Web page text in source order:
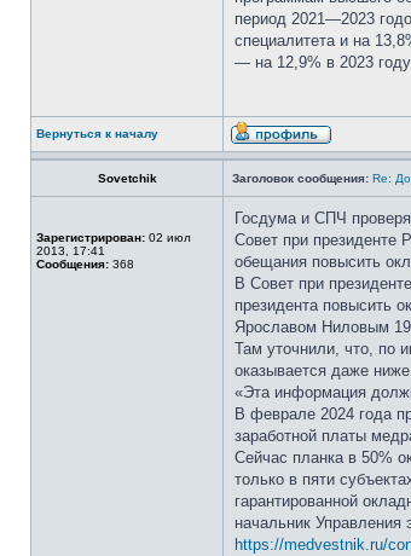
период 2021—2023
специалитета и на
— на 12,9% в 2023
Вернуться к началу
Sovetchik Заголовок сообщения: Re:
Зарегистрирован: 02 июл
2013, 17:41
Сообщения: 368
Госдума и СПЧ
Совет при президенте
обещания повысить
В Совет при
президента повысить
Ярославом Ниловым
Там уточнили, что, по
оказывается даже
«Эта информация
В феврале 2024 года
заработной платы
Сейчас планка в 50%
только в пяти
гарантированной
начальник Управления
https://medvestnik.ru/